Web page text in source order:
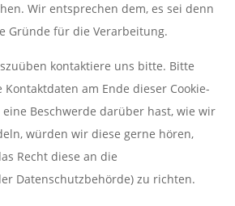
Wir entsprechen dem, es sei denn
Gründe für die Verarbeitung.
kontaktiere uns bitte. Bitte
am Ende dieser Cookie-
Beschwerde darüber hast, wie wir
würden wir diese gerne hören,
Recht diese an die
Datenschutzbehörde) zu richten.